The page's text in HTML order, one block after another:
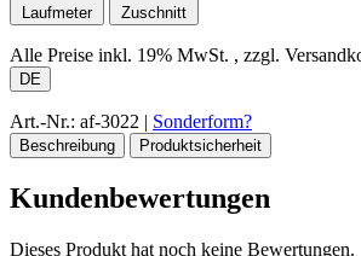
Laufmeter Zuschnitt
Alle Preise inkl. 19% MwSt. , zzgl.
DE
Art.-Nr.: af-3022 | Sonderform?
Beschreibung Produktsicherheit
Kundenbewertungen
Dieses Produkt hat noch keine Bewertungen.